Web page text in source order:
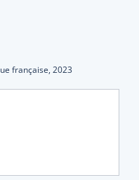
française, 2023